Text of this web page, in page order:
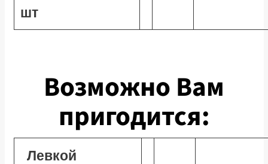
шт
Возможно Вам
пригодится:
Левкой